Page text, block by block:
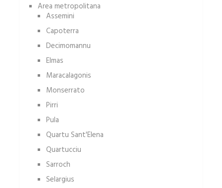
Area metropolitana
Assemini
Capoterra
Decimomannu
Elmas
Maracalagonis
Monserrato
Pirri
Pula
Quartu Sant'Elena
Quartucciu
Sarroch
Selargius